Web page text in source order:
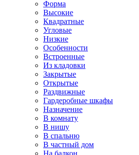
Форма
Высокие
Квадратные
Угловые
Низкие
Особенности
Встроенные
Из кладовки
Закрытые
Открытые
Раздвижные
Гардеробные шкафы
Назначение
В комнату
В нишу
В спальню
В частный дом
На балкон